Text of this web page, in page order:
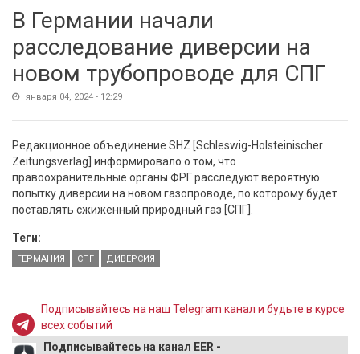
В Германии начали
расследование диверсии на
новом трубопроводе для СПГ
января 04, 2024 - 12:29
Редакционное объединение SHZ [Schleswig-Holsteinischer
Zeitungsverlag] информировало о том, что
правоохранительные органы ФРГ расследуют вероятную
попытку диверсии на новом газопроводе, по которому будет
поставлять сжиженный природный газ [СПГ].
Теги:
ГЕРМАНИЯ СПГ ДИВЕРСИЯ
Подписывайтесь на наш Telegram канал и будьте в курсе
всех событий
Подписывайтесь на канал EER -